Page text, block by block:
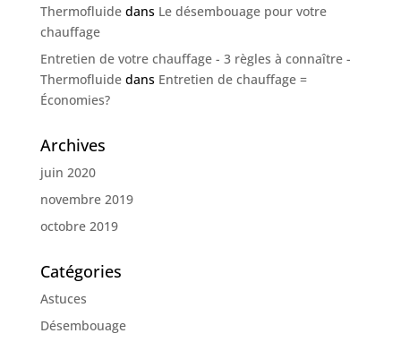
Thermofluidedans Le désembouage pour votre
chauffage
Entretien de votre chauffage - 3 règles à connaître -
Thermofluidedans Entretien de chauffage =
Économies?
Archives
juin 2020
novembre 2019
octobre 2019
Catégories
Astuces
Désembouage